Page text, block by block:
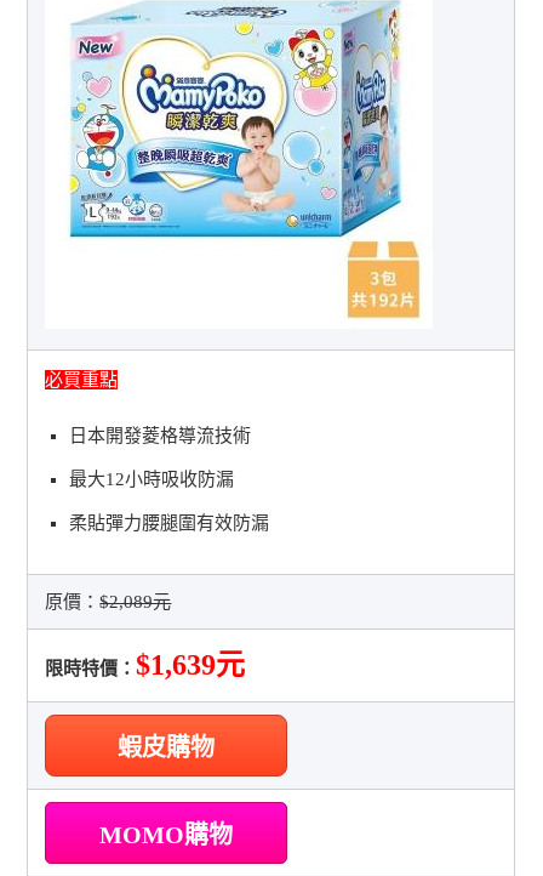
必買重點
日本開發菱格導流技術
最大12小時吸收防漏
柔貼彈力腰腿圍有效防漏
原價：$2,089元
限時特價：$1,639元
蝦皮購物
MOMO購物